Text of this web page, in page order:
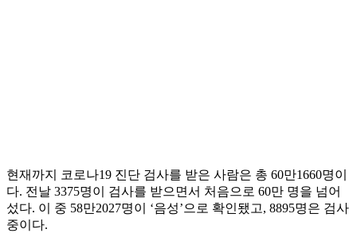
현재까지 코로나19 진단 검사를 받은 사람은 총 60만1660명이
다. 전날 3375명이 검사를 받으면서 처음으로 60만 명을 넘어
섰다. 이 중 58만2027명이 ‘음성’으로 확인됐고, 8895명은 검사
중이다.